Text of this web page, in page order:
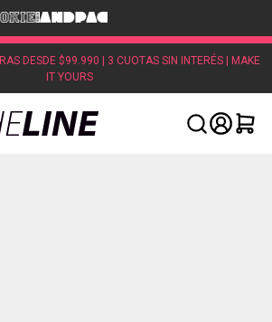
DESDE $99.990 | 3 CUOTAS SIN INTERÉS | MAKE
IT YOURS